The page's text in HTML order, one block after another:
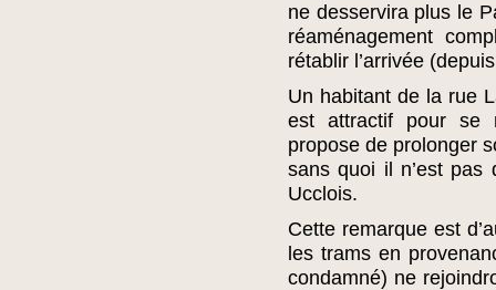
ne desservira plus le
réaménagement
rétablir l’arrivée
Un habitant de la rue
est attractif pour se
propose de prolonger
sans quoi il n’est pas
Ucclois.
Cette remarque est
les trams en
condamné) ne